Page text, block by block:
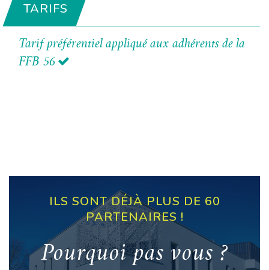
TARIFS
Tarif préférentiel appliqué aux adhérents de la
FFB 56
ILS SONT DÉJÀ PLUS DE 60
PARTENAIRES !
Pourquoi pas vous ?